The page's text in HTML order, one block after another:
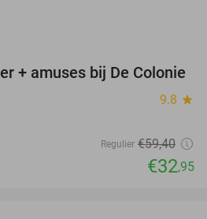
45%
+ amuses bij De Colonie
9.8 star
Regulier €59,40
€32,95